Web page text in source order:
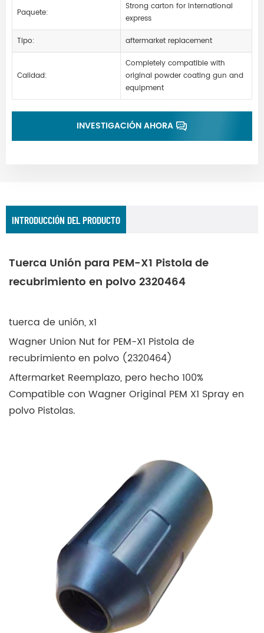
Paquete:
Strong carton for international
express
Tipo:
aftermarket replacement
Calidad:
Completely compatible with
original powder coating gun and
equipment
INVESTIGACIÓN AHORA
INTRODUCCIÓN DEL PRODUCTO
Tuerca Unión para PEM-X1 Pistola de
recubrimiento en polvo 2320464
tuerca de unión, x1
Wagner Union Nut for PEM-X1 Pistola de
recubrimiento en polvo (2320464)
Aftermarket Reemplazo, pero hecho 100%
Compatible con Wagner Original PEM X1 Spray en
polvo Pistolas.